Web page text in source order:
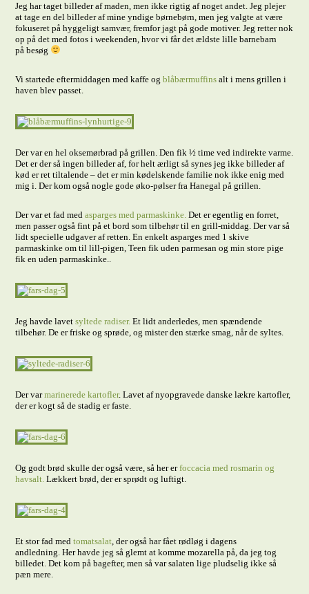
Jeg har taget billeder af maden, men ikke rigtig af noget andet. Jeg plejer
at tage en del billeder af mine yndige børnebørn, men jeg valgte at være
fokuseret på hyggeligt samvær, fremfor jagt på gode motiver. Jeg retter nok
op på det med fotos i weekenden, hvor vi får det ældste lille barnebarn
på besøg
Vi startede eftermiddagen med kaffe ogblåbærmuffins alt i mens grillen i
haven blev passet.
Der var en hel oksemørbrad på grillen. Den fik ½ time ved indirekte varme.
Det er der så ingen billeder af, for helt ærligt så synes jeg ikke billeder af
kød er ret tiltalende – det er min kødelskende familie nok ikke enig med
mig i. Der kom også nogle gode øko-pølser fra Hanegal på grillen.
Der var et fad medasparges med parmaskinke. Det er egentlig en forret,
men passer også fint på et bord som tilbehør til en grill-middag. Der var så
lidt specielle udgaver af retten. En enkelt asparges med 1 skive
parmaskinke om til lill-pigen, Teen fik uden parmesan og min store pige
fik en uden parmaskinke..
Jeg havde lavetsyltede radiser. Et lidt anderledes, men spændende
tilbehør. De er friske og sprøde, og mister den stærke smag, når de syltes.
Der varmarinerede kartofler. Lavet af nyopgravede danske lækre kartofler,
der er kogt så de stadig er faste.
Og godt brød skulle der også være, så her erfoccacia med rosmarin og
havsalt.Lækkert brød, der er sprødt og luftigt.
Et stor fad medtomatsalat, der også har fået rødløg i dagens
andledning. Her havde jeg så glemt at komme mozarella på, da jeg tog
billedet. Det kom på bagefter, men så var salaten lige pludselig ikke så
pæn mere.